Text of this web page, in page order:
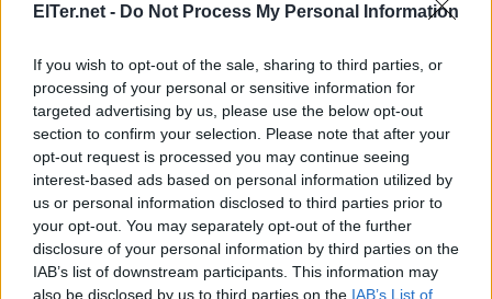
ElTer.net - Do Not Process My Personal Information
If you wish to opt-out of the sale, sharing to third parties, or
processing of your personal or sensitive information for
targeted advertising by us, please use the below opt-out
section to confirm your selection. Please note that after your
opt-out request is processed you may continue seeing
interest-based ads based on personal information utilized by
us or personal information disclosed to third parties prior to
your opt-out. You may separately opt-out of the further
disclosure of your personal information by third parties on the
IAB’s list of downstream participants. This information may
also be disclosed by us to third parties on the IAB’s List of